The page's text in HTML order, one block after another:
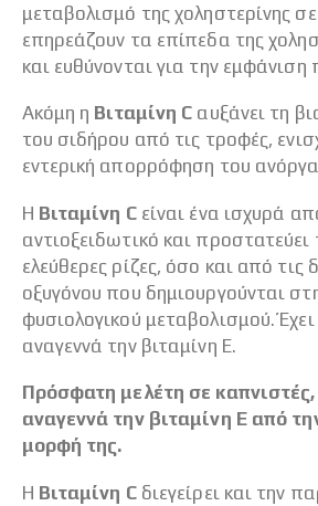
μεταβολισμό της χοληστερίνης
επηρεάζουν τα επίπεδα της
και ευθύνονται για την
Ακόμη η Βιταμίνη C αυξάνει τη
του σιδήρου από τις τροφές,
εντερική απορρόφηση του
Η Βιταμίνη Cείναι ένα ισχυρά
αντιοξειδωτικό και
ελεύθερες ρίζες, όσο και από τις
οξυγόνου που δημιουργούνται
φυσιολογικού μεταβολισμού.
αναγεννά την βιταμίνη Ε.
Πρόσφατη μελέτη σε καπνιστές,
αναγεννά την βιταμίνη Ε από
μορφή της.
Η Βιταμίνη Cδιεγείρει και την